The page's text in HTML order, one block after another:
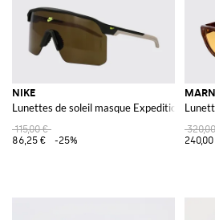
NIKE
Lunettes de soleil masque Expedition
115,00 €
86,25 €
-25%